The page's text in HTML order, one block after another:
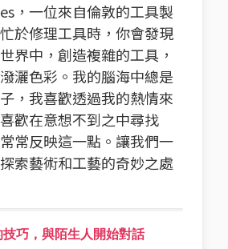
，一位來自倫敦的工具製
於修理工具時，你會發現
界中，創造複雜的工具，
灑色彩。我的腦海中總是
，我喜歡透過我的熱情來
歡在意想不到之中尋找
常反映這一點。讓我們一
索藝術和工藝的奇妙之處
巧，與陌生人開始對話